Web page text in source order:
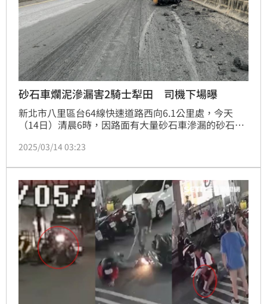
砂石車爛泥滲漏害2騎士犁田 司機下場曝
新北市八里區台64線快速道路西向6.1公里處，今天
（14日）清晨6時，因路面有大量砂石車滲漏的砂石、
男子（50歲）重心不穩摔車犁田，所幸傷勢並不嚴重，
肇事的砂石車駕駛張姓男子（48歲），雖張男稱不知有
土石滲漏，但詢後仍被警方依法開單告發開罰1萬8千元
外，更將被依公共危險罪嫌函送法辦。
2025/03/14 03:23